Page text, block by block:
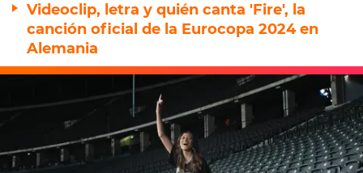
Videoclip, letra y quién canta 'Fire', la
canción oficial de la Eurocopa 2024 en
Alemania